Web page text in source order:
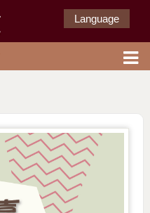
Language